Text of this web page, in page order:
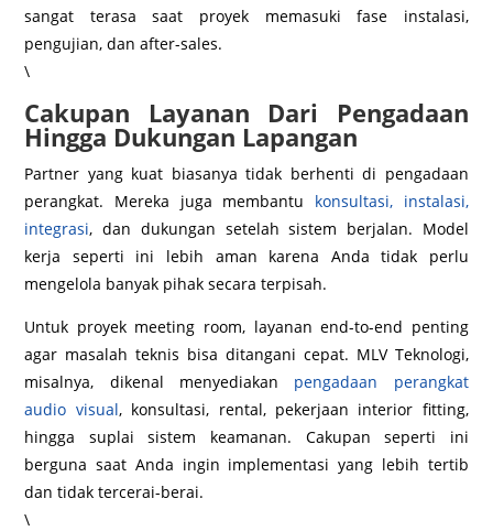
sangat terasa saat proyek memasuki fase instalasi,
pengujian, dan after-sales.
\
Cakupan Layanan Dari Pengadaan
Hingga Dukungan Lapangan
Partner yang kuat biasanya tidak berhenti di pengadaan
perangkat. Mereka juga membantu konsultasi, instalasi,
integrasi, dan dukungan setelah sistem berjalan. Model
kerja seperti ini lebih aman karena Anda tidak perlu
mengelola banyak pihak secara terpisah.
Untuk proyek meeting room, layanan end-to-end penting
agar masalah teknis bisa ditangani cepat. MLV Teknologi,
misalnya, dikenal menyediakan pengadaan perangkat
audio visual, konsultasi, rental, pekerjaan interior fitting,
hingga suplai sistem keamanan. Cakupan seperti ini
berguna saat Anda ingin implementasi yang lebih tertib
dan tidak tercerai-berai.
\